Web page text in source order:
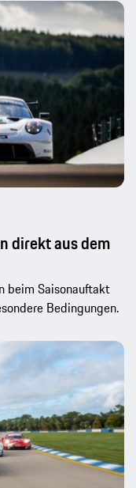
direkt aus dem
beim Saisonauftakt
Bedingungen.